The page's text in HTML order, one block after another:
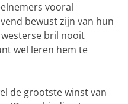
vooral
bewust zijn van hun
westerse bril nooit
wel leren hem te
de grootste winst van